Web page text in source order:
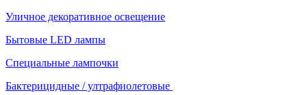
Уличное декоративное освещение
Бытовые LED лампы
Специальные лампочки
Бактерицидные / ултрафиолетовые